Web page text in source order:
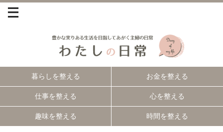
暮らしを整える お金を整える
仕事を整える 心を整える
趣味を整える 時間を整える